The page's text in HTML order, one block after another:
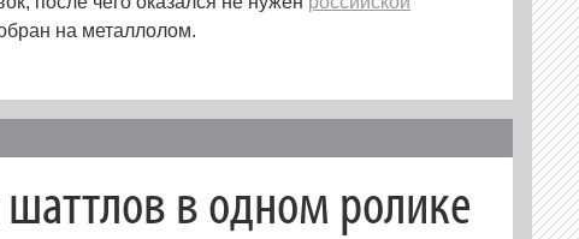
на металлолом.
шаттлов в одном ролике